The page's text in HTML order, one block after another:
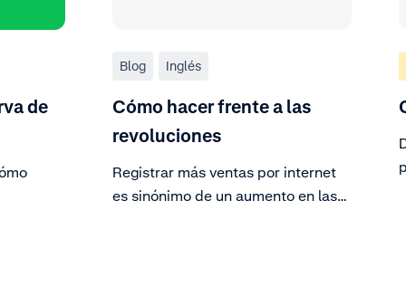
de
Blog Inglés
Cómo hacer frente a las
revoluciones
Registrar más ventas por internet
es sinónimo de un aumento en las